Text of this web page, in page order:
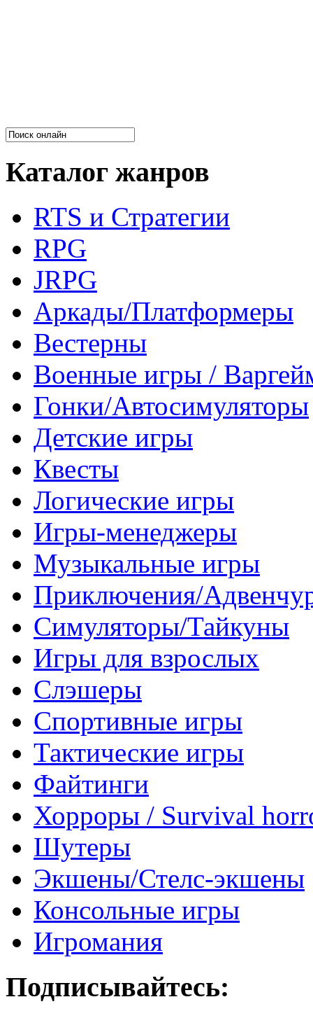
Каталог жанров
RTS и Стратегии
RPG
JRPG
Аркады/Платформеры
Вестерны
Военные игры /
Гонки/Автосимуляторы
Детские игры
Квесты
Логические игры
Игры-менеджеры
Музыкальные игры
Приключения/
Симуляторы/Тайкуны
Игры для взрослых
Слэшеры
Спортивные игры
Тактические игры
Файтинги
Хорроры / Survival
Шутеры
Экшены/Стелс-экшены
Консольные игры
Игромания
Подписывайтесь: